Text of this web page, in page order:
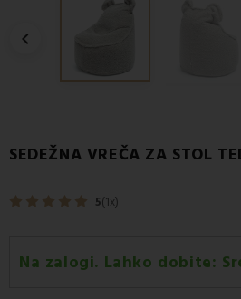

SEDEŽNA VREČA ZA STOL
5(1x)
Na zalogi. Lahko dobite: